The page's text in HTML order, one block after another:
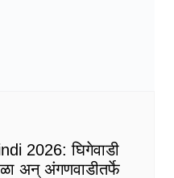
2026: घिगेवाडी
अन् अंगणवाडीतर्फे